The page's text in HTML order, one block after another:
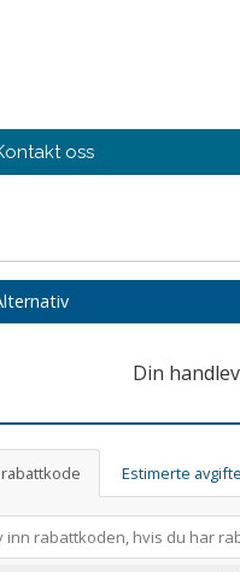
oss
Din
rabattkode Estimerte